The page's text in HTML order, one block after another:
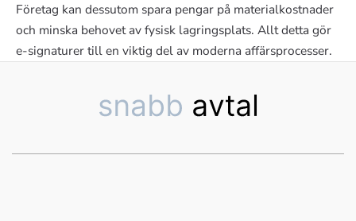
Företag kan dessutom spara pengar på materialkostnader
och minska behovet av fysisk lagringsplats. Allt detta gör
e-signaturer till en viktig del av moderna affärsprocesser.